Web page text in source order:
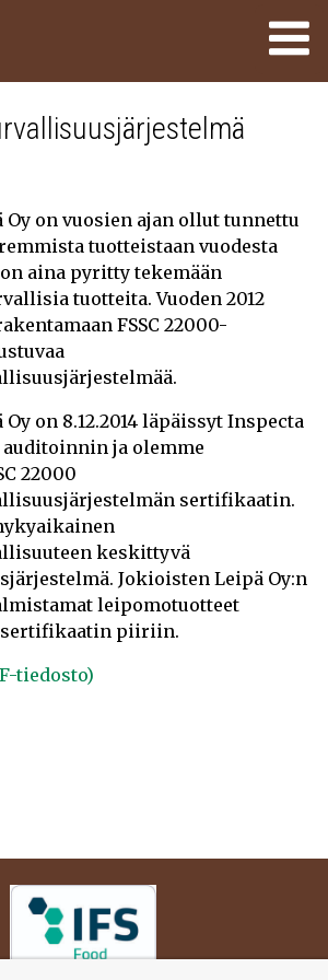
on vuosien ajan ollut tunnettu
tuotteistaan vuodesta
aina pyritty tekemään
tuotteita. Vuoden 2012
FSSC 22000-
on 8.12.2014 läpäissyt Inspecta
ja olemme
22000
sertifikaatin.
keskittyvä
Jokioisten Leipä Oy:n
leipomotuotteet
sertifikaatin piiriin.
tiedosto)